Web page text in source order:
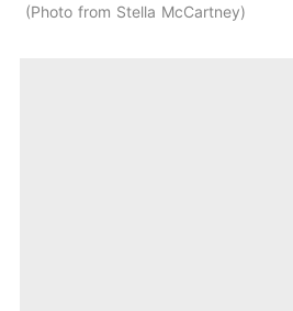
Photo from Stella McCartney